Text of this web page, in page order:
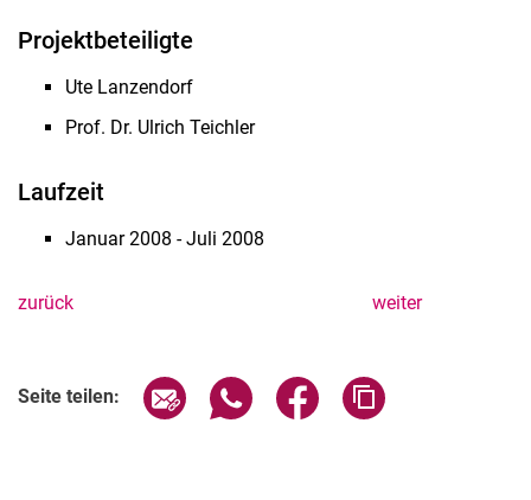
Projektbeteiligte
Ute Lanzendorf
Prof. Dr. Ulrich Teichler
Laufzeit
Januar 2008 - Juli 2008
zurück weiter
Seite teilen: Seite über E-Mail teilen
Seite über WhatsApp teilen
Seite über Facebook